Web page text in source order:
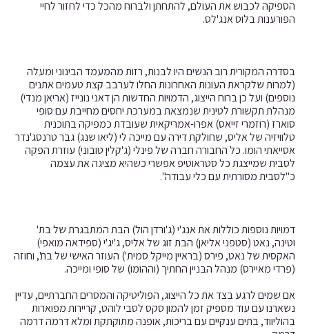
הספיקה לכבוש את העולם, להתחתן ולברוח מהכל כדי לחזור לחיי
הפורענות בלוס אנג'לס.
בסדרה המקורית רוב הנשים היו לבנות, רזות מהמעמד הבינוני ומעלה
(למרות שלקראת העונות האחרונות החלו לערבב קצת טעמים אתנים
נוספים) ועל כן ברוח הייצוג, הדמויות החדשות הן דאני נונייז (אריאן מנדי)
מנהלת תקשורת לטינית שנמצאת במערכת יחסים מחייבת עם סופי
סוארז (רוזמרי זייאס) אפרו-אמריקאית שעובדת כמפיקה בתוכנית
טלוויזיה של אליס, שחולקת דירה עם מייכה לי (ליאו שנג) גבר טרנסג'נדר
אסייאתי הומו. כל החבורה חברה של פינלי (ג'קלין טובוני) עוזרת הפקה
לסבית שמייצגת כל סטראוטיפ אפשרי כשהיא מציגה את עצמה
כ"לסבית מסורתית עם כלי עבודה".
דמויות נוספות כוללות את אנג'י (ג'ורדן הול) הבת המתבגרת של בת'
וטינה, נאט (סטפני אליאן) הבת זוג של אליס, ג'יג'י (ספידאה מואפי)
האקסית של נאט, פירס (בראיין מייקל סמית') העוזר האישי של בת', וחוזה
(פרדי מאיירס) מנהל הבניין החתיך (וההומו) של סופי ומייכה.
אם שמים לרגע בצד את כל הייצוג, הפוליטיקה והמסרים החברתיים, עדיין
נשארנו עם עוד מספיק זמן להמון סקס לסבי לוהט, קריירות מפוארות
בהוליווד, בתים ענקיים עם בריכות, אופנה מתוקתקת ומלא דרמה דרמה